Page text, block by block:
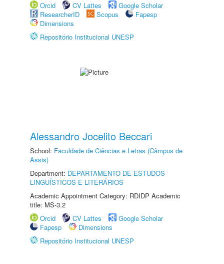
Orcid
CV Lattes
Google Scholar
ResearcherID
Scopus
Fapesp
Dimensions
Repositório Institucional UNESP
Alessandro Jocelito Beccari
School: Faculdade de Ciências e Letras (Câmpus de
Assis)
Department: DEPARTAMENTO DE ESTUDOS
LINGUÍSTICOS E LITERÁRIOS
Academic Appointment Category: RDIDP Academic
title: MS-3.2
Orcid
CV Lattes
Google Scholar
Fapesp
Dimensions
Repositório Institucional UNESP